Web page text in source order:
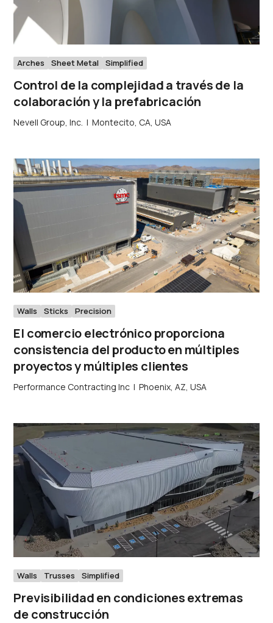
Arches Sheet Metal Simplified
Control de la complejidad a través de la
colaboración y la prefabricación
Nevell Group, Inc. |Montecito, CA, USA
Walls Sticks Precision
El comercio electrónico proporciona
consistencia del producto en múltiples
proyectos y múltiples clientes
Performance Contracting Inc |Phoenix, AZ, USA
Walls Trusses Simplified
Previsibilidad en condiciones extremas
de construcción